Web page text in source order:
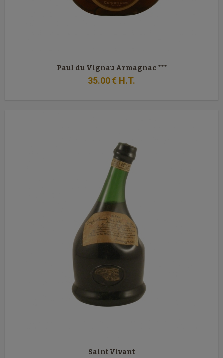
Paul du Vignau Armagnac ***
35.00€ H.T.
Saint Vivant